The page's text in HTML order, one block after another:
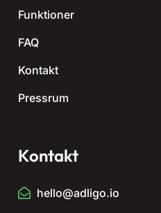
Funktioner
FAQ
Kontakt
Pressrum
Kontakt
hello@adligo.io